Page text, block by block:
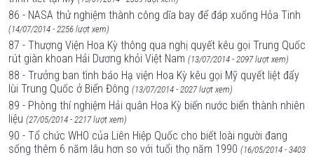
86 - NASA thử nghiệm thành công dĩa bay để đáp xuống Hỏa Tinh
(14/07/2014 - 2256 lượt xem)
87 - Thượng Viện Hoa Kỳ thông qua nghị quyết kêu gọi Trung Quốc
rút giàn khoan Hải Dương khỏi Việt Nam (13/07/2014 - 2097 lượt xem)
88 - Trưởng ban tình báo Hạ viện Hoa Kỳ kêu gọi Mỹ quyết liệt đẩy
lùi Trung Quốc ở Biển Đông (13/07/2014 - 2027 lượt xem)
89 - Phòng thí nghiệm Hải quân Hoa Kỳ biến nước biển thành nhiên
liệu (27/05/2014 - 2217 lượt xem)
90 - Tổ chức WHO của Liên Hiệp Quốc cho biết loài người đang
sống thêm 6 năm lâu hơn so với tuổi thọ năm 1990 (16/05/2014 - 3403